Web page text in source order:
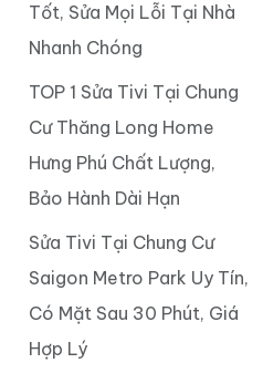
Tốt, Sửa Mọi Lỗi Tại Nhà
Nhanh Chóng
TOP 1 Sửa Tivi Tại Chung
Cư Thăng Long Home
Hưng Phú Chất Lượng,
Bảo Hành Dài Hạn
Sửa Tivi Tại Chung Cư
Saigon Metro Park Uy Tín,
Có Mặt Sau 30 Phút, Giá
Hợp Lý